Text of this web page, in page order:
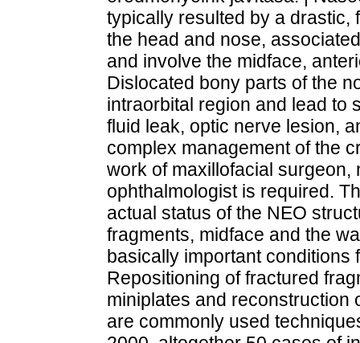
typically resulted by a drastic,
the head and nose,
and involve the midface,
Dislocated bony parts of the
intraorbital region and lead to
fluid leak, optic nerve lesion,
complex management of the
work of maxillofacial
ophthalmologist is required.
actual status of the NEO
fragments, midface and the
basically important conditions
Repositioning of fractured
miniplates and reconstruction
are commonly used